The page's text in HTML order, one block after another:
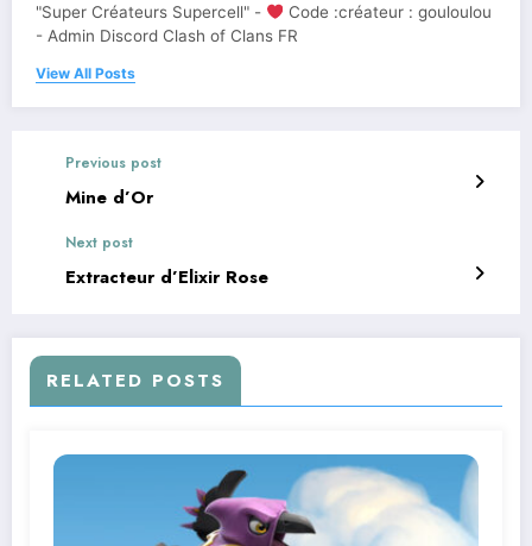
"Super Créateurs Supercell" -
Code :créateur : gouloulou
- Admin Discord Clash of Clans FR
View All Posts
Previous post
Mine d’Or
Next post
Extracteur d’Elixir Rose
RELATED POSTS